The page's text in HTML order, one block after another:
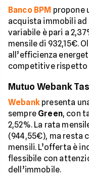
Banco BPM propone
acquista immobili
variabile è pari a
mensile di 932,15€.
all’efficienza
competitive rispetto
Mutuo Webank
Webankpresenta
sempre Green, con
2,52%. La rata
(944,55€), ma resta
mensili. L’offerta è
flessibile con
dell’immobile.